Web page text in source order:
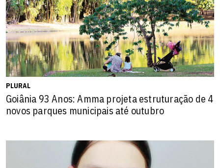
PLURAL
Goiânia 93 Anos: Amma projeta estruturação de 4
novos parques municipais até outubro